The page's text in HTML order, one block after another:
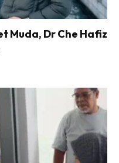
Muda, Dr Che Hafiz